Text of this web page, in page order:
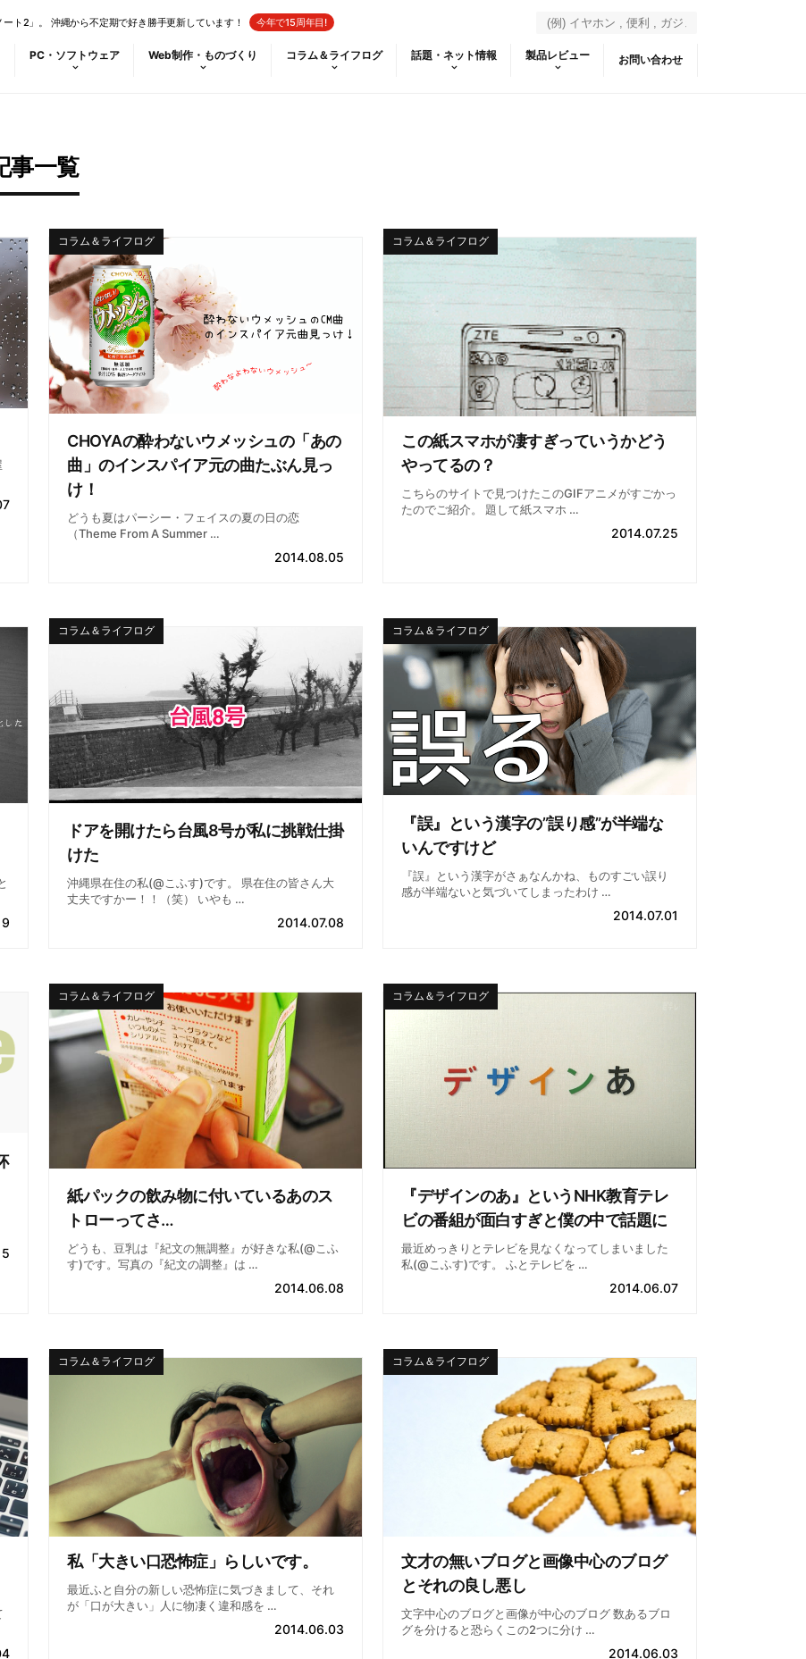
ト2」。 沖縄から不定期で好き勝手更新しています！ 今年で15周年目!
PC・ソフトウェア Web制作・ものづくり コラム＆ライフログ 話題・ネット情報 製品レビュー お問い合わせ
事一覧
CHOYAの酔わないウメッシュの「あの
曲」のインスパイア元の曲たぶん見っ
け！
どうも夏はパーシー・フェイスの夏の日の恋
（Theme From A Summer …
コラム＆ライフログ
2014.08.05
この紙スマホが凄すぎっていうかどう
やってるの？
こちらのサイトで見つけたこのGIFアニメがすごかっ
たのでご紹介。 題して紙スマホ …
コラム＆ライフログ
2014.07.25
ドアを開けたら台風8号が私に挑戦仕掛
けた
沖縄県在住の私(@こふす)です。 県在住の皆さん大
丈夫ですかー！！（笑） いやも …
コラム＆ライフログ
2014.07.08
『誤』という漢字の”誤り感”が半端な
いんですけど
『誤』という漢字がさぁなんかね、ものすごい誤り
感が半端ないと気づいてしまったわけ …
コラム＆ライフログ
2014.07.01
紙パックの飲み物に付いているあのス
トローってさ…
どうも、豆乳は『紀文の無調整』が好きな私(@こふ
す)です。写真の『紀文の調整』は …
コラム＆ライフログ
2014.06.08
『デザインのあ』というNHK教育テレ
ビの番組が面白すぎと僕の中で話題に
最近めっきりとテレビを見なくなってしまいました
私(@こふす)です。 ふとテレビを …
コラム＆ライフログ
2014.06.07
私「大きい口恐怖症」らしいです。
最近ふと自分の新しい恐怖症に気づきまして、それ
が「口が大きい」人に物凄く違和感を …
コラム＆ライフログ
2014.06.03
文才の無いブログと画像中心のブログ
とそれの良し悪し
文字中心のブログと画像が中心のブログ 数あるブロ
グを分けると恐らくこの2つに分け …
コラム＆ライフログ
2014.06.03